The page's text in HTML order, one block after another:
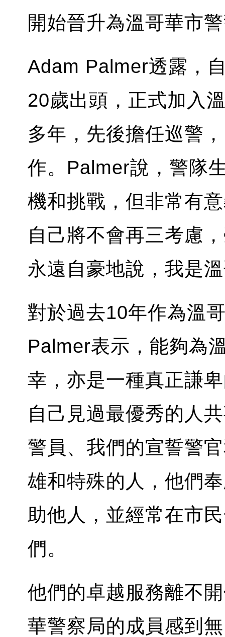
開始晉升為溫哥華市
Adam Palmer透露，
20歲出頭，正式加入
多年，先後擔任巡警
作。Palmer說，警隊
機和挑戰，但非常有
自己將不會再三考慮
永遠自豪地說，我是
對於過去10年作為溫
Palmer表示，能夠為
幸，亦是一種真正謙
自己見過最優秀的人
警員、我們的宣誓警
雄和特殊的人，他們
助他人，並經常在市
們。
他們的卓越服務離不
華警察局的成員感到